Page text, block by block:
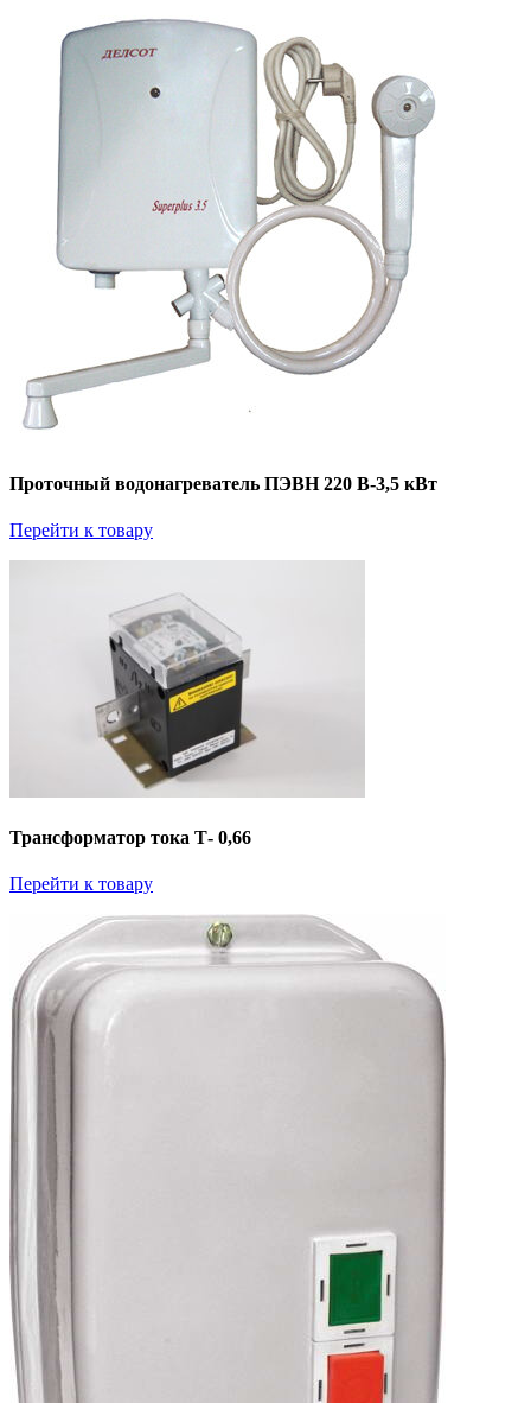
Проточный водонагреватель ПЭВН 220 В-3,5 кВт
Перейти к товару
Трансформатор тока Т- 0,66
Перейти к товару